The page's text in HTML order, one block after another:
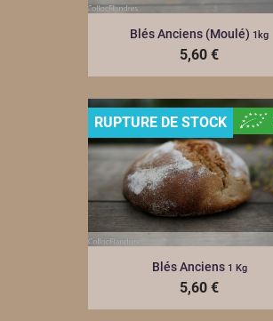
Blés Anciens (moulé) 1kg
5,60 €
Blés Anciens 1 Kg
5,60 €
RUPTURE DE STOCK